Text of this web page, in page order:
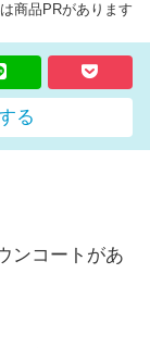
商品PRがあります
る
ンコートがあ